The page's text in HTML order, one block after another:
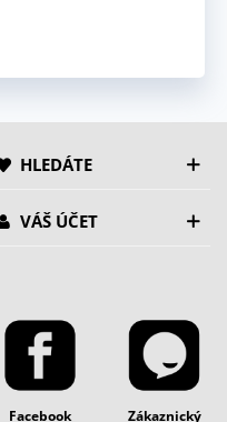
HLEDÁTE
VÁŠ ÚČET
Facebook Zákaznický